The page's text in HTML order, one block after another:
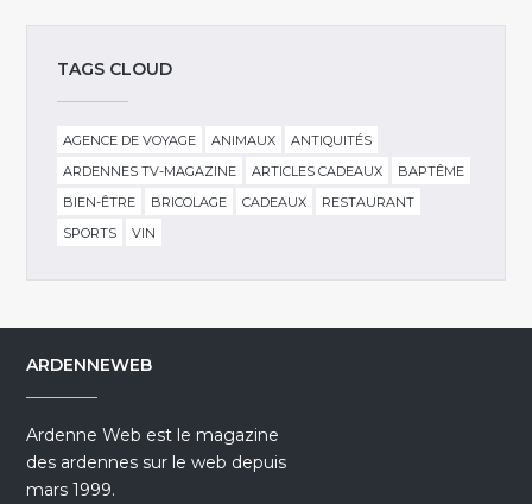
TAGS CLOUD
AGENCE DE VOYAGE ANIMAUX
ANTIQUITÉS
ARDENNES TV-MAGAZINE
ARTICLES CADEAUX
BAPTÊME
BIEN-ÊTRE
BRICOLAGE CADEAUX
RESTAURANT
SPORTS
VIN
ARDENNEWEB
Ardenne Web est le magazine
des ardennes sur le web depuis
mars 1999.